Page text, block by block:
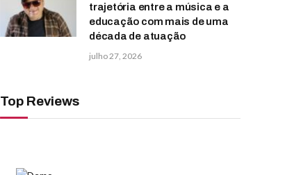
trajetória entre a música e a
educação com mais de uma
década de atuação
julho 27, 2026
Top Reviews